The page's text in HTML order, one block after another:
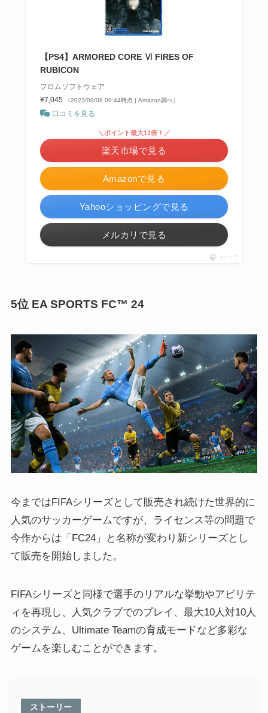
【PS4】ARMORED CORE Ⅵ FIRES OF
RUBICON
フロムソフトウェア
¥7,045
（2023/09/08 09:44時点 | Amazon調べ）
口コミを見る
Amazonで見る
＼ポイント最大11倍！／
楽天市場で見る
Yahooショッピングで見る
メルカリで見る
ポチップ
5位 EA SPORTS FC™ 24
今まではFIFAシリーズとして販売され続けた世界的に
人気のサッカーゲームですが、ライセンス等の問題で
今作からは「FC24」と名称が変わり新シリーズとし
て販売を開始しました。
FIFAシリーズと同様で選手のリアルな挙動やアビリテ
ィを再現し、人気クラブでのプレイ、最大10人対10人
のシステム、Ultimate Teamの育成モードなど多彩な
ゲームを楽しむことができます。
ストーリー